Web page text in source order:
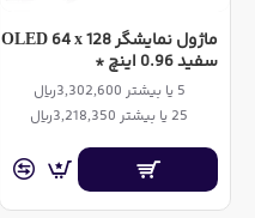
ماژول نمایشگر OLED 64 x 128
سفید 0.96 اینچ *
5 یا بیشتر 3,302,600ریال
25 یا بیشتر 3,218,350ریال